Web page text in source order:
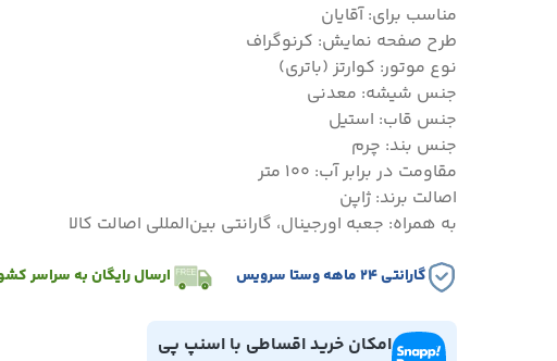
مناسب برای: آقایان
طرح صفحه نمایش: کرنوگراف
نوع موتور: کوارتز (باتری)
جنس شیشه: معدنی
جنس قاب: استیل
جنس بند: چرم
مقاومت در برابر آب: 100 متر
اصالت برند: ژاپن
به همراه: جعبه اورجینال، گارانتی بین‌المللی اصالت کالا
گارانتی ۲۴ ماهه وستا سرویس ارسال رایگان به سراسر
امکان خرید اقساطی با اسنپ پی